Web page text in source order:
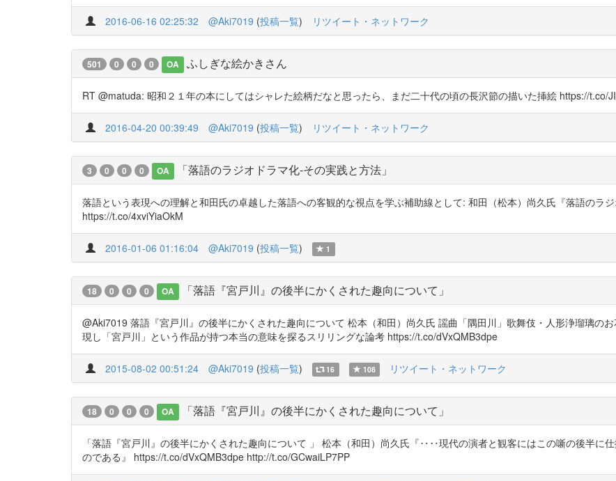
2016-06-16 02:25:32 @Aki7019 (投稿一覧) リツイート・ネットワーク
501 0 0 0 OA ふしぎな絵かきさん
RT @matuda: 昭和２１年の本にしてはシャレた絵柄だなと思ったら、まだ二十代の頃の長沢節の描いた挿絵 https://t.co/
2016-04-20 00:39:49 @Aki7019 (投稿一覧) リツイート・ネットワーク
3 0 0 0 OA 「落語のラジオドラマ化‐その実践と方法」
落語という表現への理解と和田氏の卓越した落語への客観的な視点を学ぶ補助線として: 和田（松本）尚久氏『落語のラジ
https://t.co/4xviYiaOkM
2016-01-06 01:16:04 @Aki7019 (投稿一覧) 1
18 0 0 0 OA 「落語『宮戸川』の後半にかくされた趣向について」
@Aki7019 落語『宮戸川』の後半にかくされた趣向について 松本（和田）尚久氏 謡曲「隅田川」歌舞伎・人形浄瑠璃の
現し「宮戸川」という作品が持つ本当の意味を探るスリリングな論考 https://t.co/dVxQMB3dpe
2015-08-02 00:51:24 @Aki7019 (投稿一覧) 16 108 リツイート・ネットワーク
18 0 0 0 OA 「落語『宮戸川』の後半にかくされた趣向について」
「落語『宮戸川』の後半にかくされた趣向について 」 松本（和田）尚久氏『‥‥現代の演者と観客にはこの噺の後半に
のである』 https://t.co/dVxQMB3dpe http://t.co/GCwaiLP7PP